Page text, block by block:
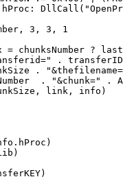
3, 3, 1
= chunksNumber ?
.
.
. "&chunk=" .
link, info)